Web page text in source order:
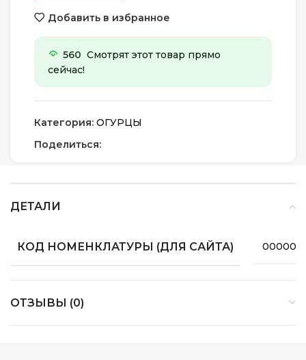
Добавить в избранное
560 Смотрят этот товар прямо
сейчас!
Категория: ОГУРЦЫ
Поделиться:
ДЕТАЛИ
КОД НОМЕНКЛАТУРЫ (ДЛЯ САЙТА)
ОТЗЫВЫ (0)